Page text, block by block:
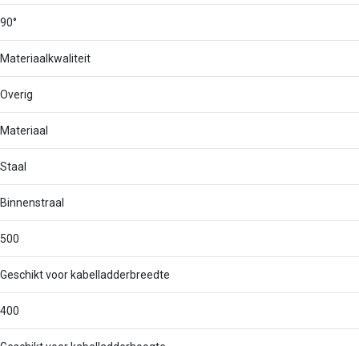
90°
Materiaalkwaliteit
Overig
Materiaal
Staal
Binnenstraal
500
Geschikt voor kabelladderbreedte
400